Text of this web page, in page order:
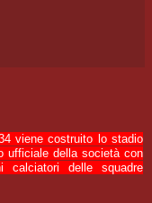
viene costruito lo stadio
ufficiale della società con
calciatori delle squadre